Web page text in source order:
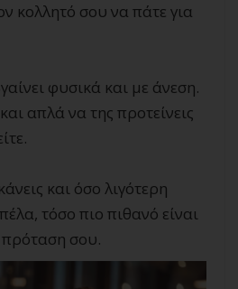
κολλητό σου να πάτε για
φυσικά και με άνεση.
και απλά να της προτείνεις
και όσο λιγότερη
τόσο πιο πιθανό είναι
πρόταση σου.